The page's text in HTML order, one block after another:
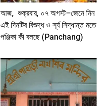
আজ, শুক্রবার, ০৭ অগস্ট–জেনে নিন
এই দিনটির বিশুদ্ধ ও সূর্য সিদ্ধান্ত মতে
পঞ্জিকা কী বলছে (Panchang)